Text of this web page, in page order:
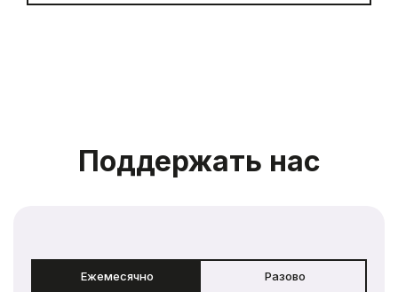
Поддержать нас
Ежемесячно Разово